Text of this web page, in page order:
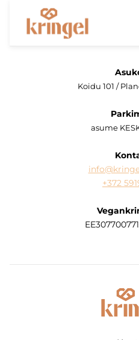
Koidu 101 /
asume
+372